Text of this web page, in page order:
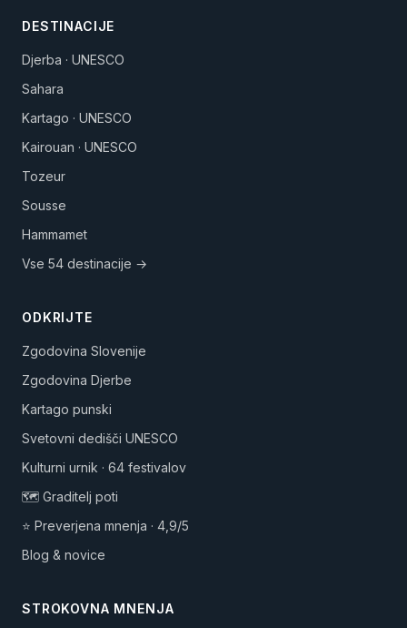
DESTINACIJE
Djerba · UNESCO
Sahara
Kartago · UNESCO
Kairouan · UNESCO
Tozeur
Sousse
Hammamet
Vse 54 destinacije →
ODKRIJTE
Zgodovina Slovenije
Zgodovina Djerbe
Kartago punski
Svetovni dedišči UNESCO
Kulturni urnik · 64 festivalov
🗺️ Graditelj poti
⭐ Preverjena mnenja · 4,9/5
Blog & novice
STROKOVNA MNENJA